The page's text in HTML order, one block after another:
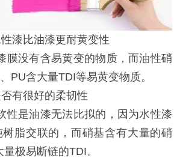
漆比油漆更耐黄变性
膜没有含易黄变的物质，而油性硝
PU含大量TDI等易黄变物质。
有很好的柔韧性
性是油漆无法比拟的，因为水性漆
脂交联的，而硝基含有大量的硝
量极易断链的TDI。